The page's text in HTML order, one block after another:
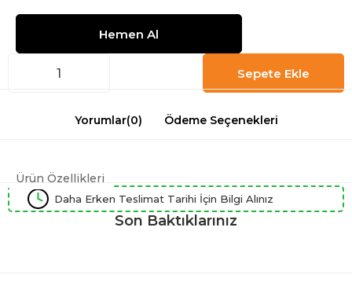
Yorumlar(0) Ödeme Seçenekleri
Ürün Özellikleri
Daha Erken Teslimat Tarihi İçin Bilgi Alınız
Son Baktıklarınız